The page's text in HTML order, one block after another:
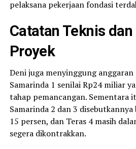
pelaksana pekerjaan fondasi
Catatan Teknis
Proyek
Deni juga menyinggung anggaran
Samarinda 1 senilai Rp24 miliar
tahap pemancangan. Sementara
Samarinda 2 dan 3
15 persen, dan Teras 4 masih
segera dikontrakkan.